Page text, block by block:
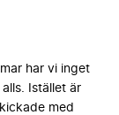
har vi inget
Istället är
med